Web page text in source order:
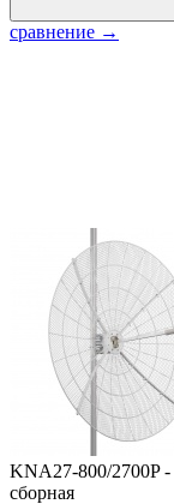
сравнение →
KNA27-800/2700P -
сборная